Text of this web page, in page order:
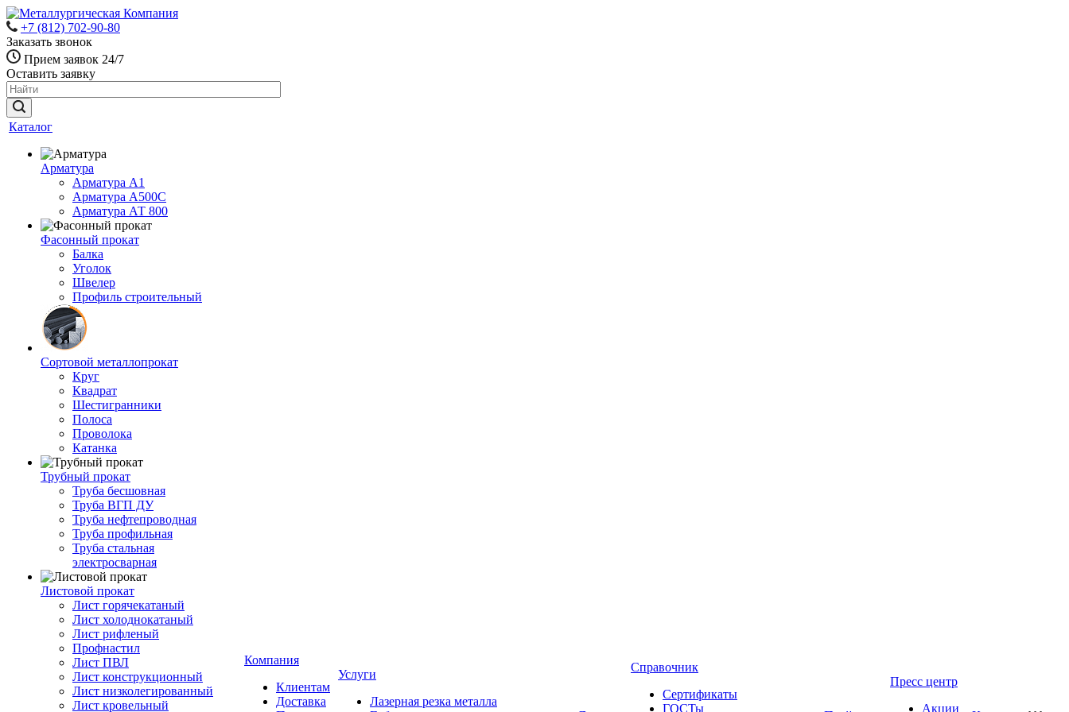
+7 (812) 702-90-80
Заказать звонок
Прием заявок 24/7
Оставить заявку
Каталог
Арматура
Арматура А1
Арматура А500С
Арматура АТ 800
Фасонный прокат
Балка
Уголок
Швелер
Профиль строительный
Сортовой металлопрокат
Круг
Квадрат
Шестигранники
Полоса
Проволока
Катанка
Трубный прокат
Труба бесшовная
Труба ВГП ДУ
Труба нефтепроводная
Труба профильная
Труба стальная
электросварная
Листовой прокат
Лист горячекатаный
Лист холоднокатаный
Лист рифленый
Профнастил
Лист ПВЛ
Лист конструкционный
Лист низколегированный
Лист кровельный
Компания
Клиентам
Доставка
Услуги
Лазерная резка металла
Справочник
Сертификаты
ГОСТы
Пресс центр
Акции